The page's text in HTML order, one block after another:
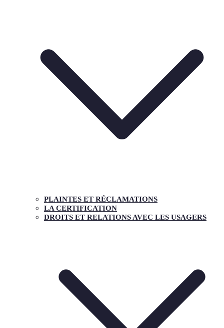
PLAINTES ET RÉCLAMATIONS
LA CERTIFICATION
DROITS ET RELATIONS AVEC LES USAGERS